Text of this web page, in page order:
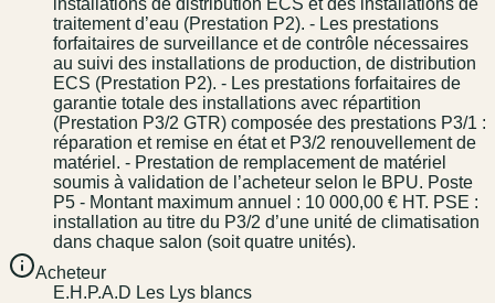
traitement d’eau (Prestation P2). - Les prestations
forfaitaires de surveillance et de contrôle nécessaires
au suivi des installations de production, de distribution
ECS (Prestation P2). - Les prestations forfaitaires de
garantie totale des installations avec répartition
(Prestation P3/2 GTR) composée des prestations P3/1 :
réparation et remise en état et P3/2 renouvellement de
matériel. - Prestation de remplacement de matériel
soumis à validation de l’acheteur selon le BPU. Poste
P5 - Montant maximum annuel : 10 000,00 € HT. PSE :
installation au titre du P3/2 d’une unité de climatisation
dans chaque salon (soit quatre unités).
Acheteur
E.H.P.A.D Les Lys blancs